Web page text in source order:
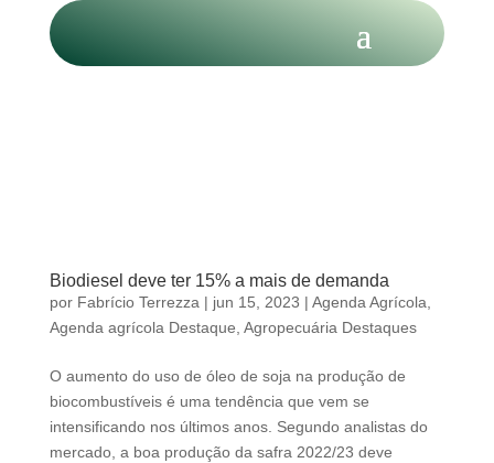
Biodiesel deve ter 15% a mais de demanda
por Fabrício Terrezza | jun 15, 2023 | Agenda Agrícola
Agenda agrícola Destaque Agropecuária Destaques
O aumento do uso de óleo de soja na produção de
biocombustíveis é uma tendência que vem se
intensificando nos últimos anos. Segundo analistas do
mercado, a boa produção da safra 2022/23 deve